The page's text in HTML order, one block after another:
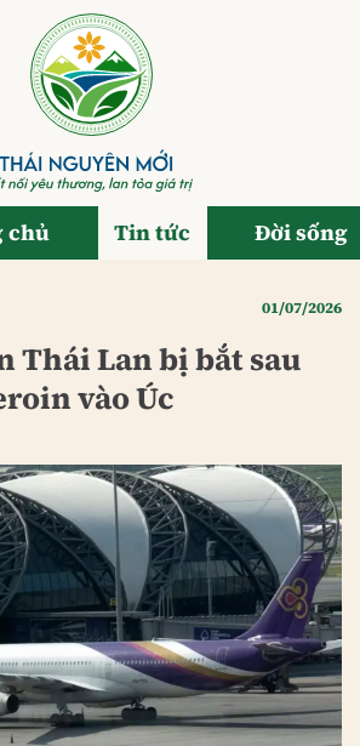
chủ Tin tức Đời sống
01/07/2026
Thái Lan bị bắt sau
vào Úc